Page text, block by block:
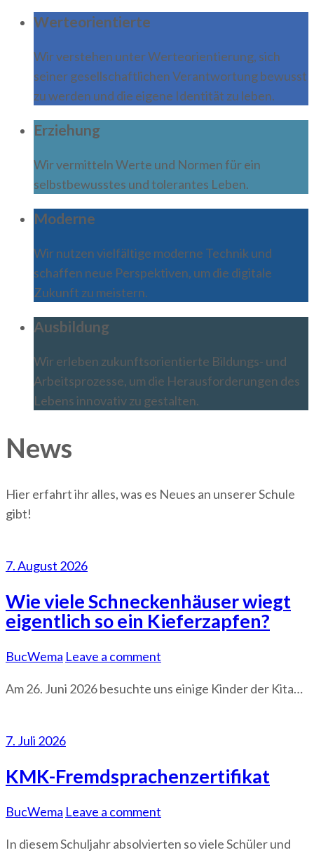
Werteorientierte
Wir verstehen unter Werteorientierung, sich
seiner gesellschaftlichen Verantwortung bewusst
zu werden und die eigene Identität zu leben.
Erziehung
Wir vermitteln Werte und Normen für ein
selbstbewusstes und tolerantes Leben.
Moderne
Wir nutzen vielfältige moderne Technik und
schaffen neue Perspektiven, um die digitale
Zukunft zu meistern.
Ausbildung
Wir erleben zukunftsorientierte Bildungs- und
Arbeitsprozesse, um die Herausforderungen des
Lebens innovativ zu gestalten.
News
Hier erfahrt ihr alles, was es Neues an unserer Schule
gibt!
7. August 2026
Wie viele Schneckenhäuser wiegt
eigentlich so ein Kieferzapfen?
BucWema Leave a comment
Am 26. Juni 2026 besuchte uns einige Kinder der Kita…
7. Juli 2026
KMK-Fremdsprachenzertifikat
BucWema Leave a comment
In diesem Schuljahr absolvierten so viele Schüler und